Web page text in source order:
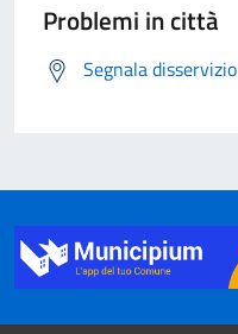
Problemi in città
Segnala disservizio